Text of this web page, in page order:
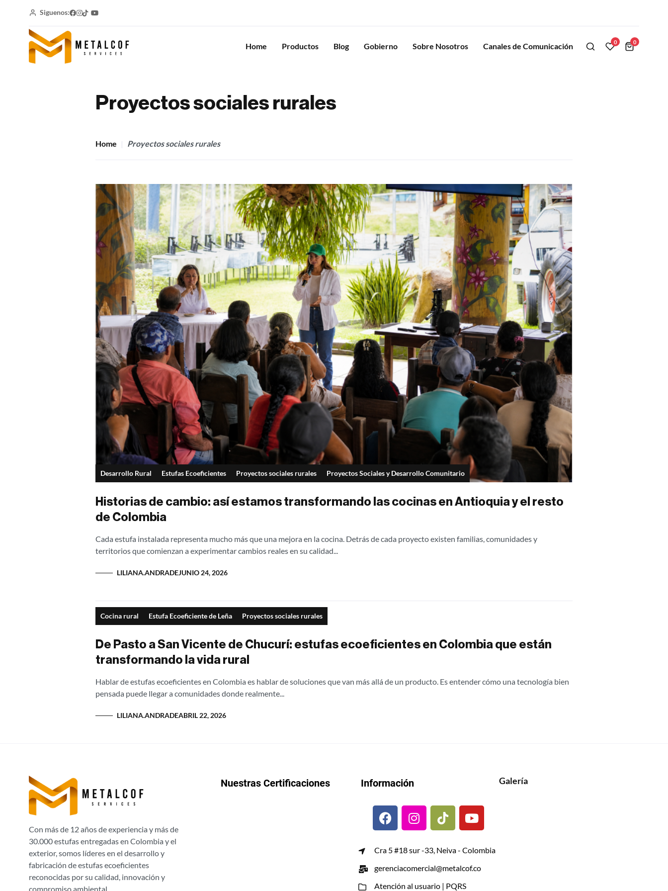
Siguenos:
Home Productos Blog Gobierno Sobre Nosotros Canales de Comunicación 0 0
Proyectos sociales rurales
Home Proyectos sociales rurales
Desarrollo Rural Estufas Ecoeficientes Proyectos sociales rurales Proyectos Sociales y Desarrollo Comunitario
Historias de cambio: así estamos transformando las cocinas en Antioquia y el resto
de Colombia
Cada estufa instalada representa mucho más que una mejora en la cocina. Detrás de cada proyecto existen familias, comunidades y
territorios que comienzan a experimentar cambios reales en su calidad...
LILIANA.ANDRADEJUNIO 24, 2026
Cocina rural Estufa Ecoeficiente de Leña Proyectos sociales rurales
De Pasto a San Vicente de Chucurí: estufas ecoeficientes en Colombia que están
transformando la vida rural
Hablar de estufas ecoeficientes en Colombia es hablar de soluciones que van más allá de un producto. Es entender cómo una tecnología bien
pensada puede llegar a comunidades donde realmente...
LILIANA.ANDRADEABRIL 22, 2026
Con más de 12 años de experiencia y más de
30.000 estufas entregadas en Colombia y el
exterior, somos líderes en el desarrollo y
fabricación de estufas ecoeficientes
reconocidas por su calidad, innovación y
compromiso ambiental.
Nuestras Certificaciones Información
Cra 5 #18 sur -33, Neiva - Colombia
gerenciacomercial@metalcof.co
Atención al usuario | PQRS
Galería